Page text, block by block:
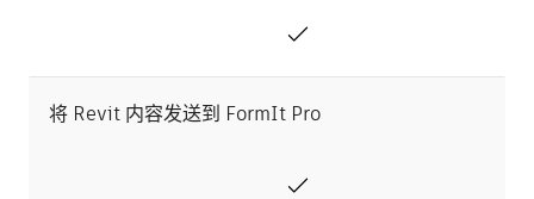
将 Revit 内容发送到 FormIt Pro